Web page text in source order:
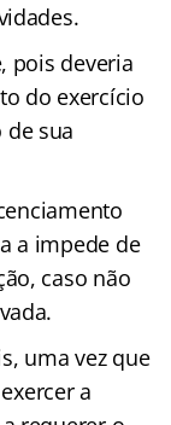
pois deveria
do exercício
de sua
a impede de
caso não
uma vez que
a